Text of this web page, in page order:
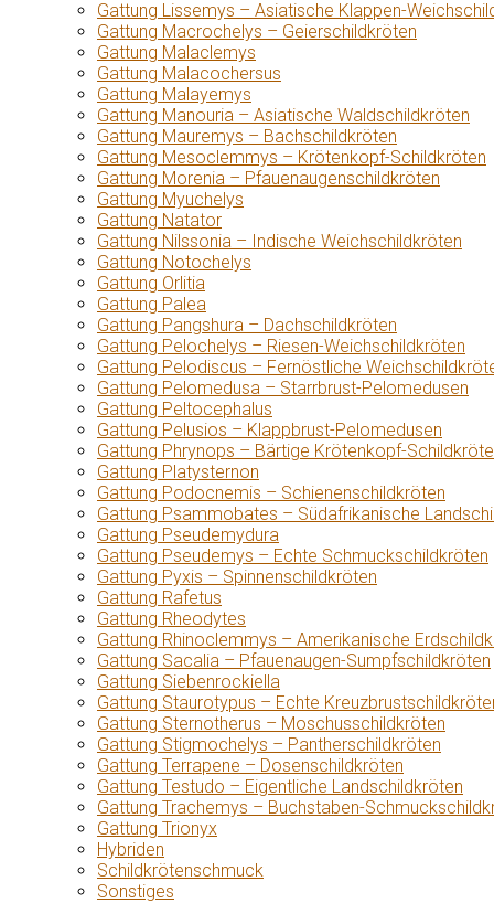
Gattung Lissemys – Asiatische Klappen-
Gattung Macrochelys – Geierschildkröten
Gattung Malaclemys
Gattung Malacochersus
Gattung Malayemys
Gattung Manouria – Asiatische Waldschildkröten
Gattung Mauremys – Bachschildkröten
Gattung Mesoclemmys – Krötenkopf-Schildkröten
Gattung Morenia – Pfauenaugenschildkröten
Gattung Myuchelys
Gattung Natator
Gattung Nilssonia – Indische Weichschildkröten
Gattung Notochelys
Gattung Orlitia
Gattung Palea
Gattung Pangshura – Dachschildkröten
Gattung Pelochelys – Riesen-Weichschildkröten
Gattung Pelodiscus – Fernöstliche
Gattung Pelomedusa – Starrbrust-Pelomedusen
Gattung Peltocephalus
Gattung Pelusios – Klappbrust-Pelomedusen
Gattung Phrynops – Bärtige Krötenkopf-
Gattung Platysternon
Gattung Podocnemis – Schienenschildkröten
Gattung Psammobates – Südafrikanische
Gattung Pseudemydura
Gattung Pseudemys – Echte Schmuckschildkröten
Gattung Pyxis – Spinnenschildkröten
Gattung Rafetus
Gattung Rheodytes
Gattung Rhinoclemmys – Amerikanische
Gattung Sacalia – Pfauenaugen-Sumpfschildkröten
Gattung Siebenrockiella
Gattung Staurotypus – Echte
Gattung Sternotherus – Moschusschildkröten
Gattung Stigmochelys – Pantherschildkröten
Gattung Terrapene – Dosenschildkröten
Gattung Testudo – Eigentliche Landschildkröten
Gattung Trachemys – Buchstaben-
Gattung Trionyx
Hybriden
Schildkrötenschmuck
Sonstiges